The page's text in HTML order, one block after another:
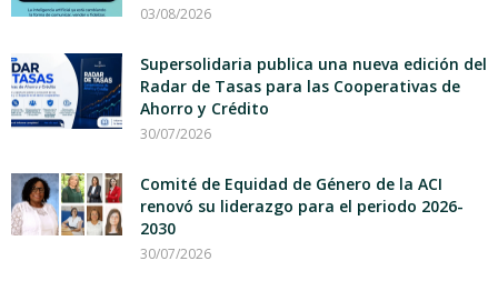
03/08/2026
Supersolidaria publica una nueva edición del
Radar de Tasas para las Cooperativas de
Ahorro y Crédito
30/07/2026
Comité de Equidad de Género de la ACI
renovó su liderazgo para el periodo 2026-
2030
30/07/2026